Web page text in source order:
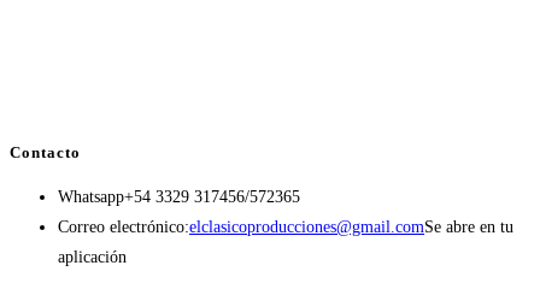
Contacto
Whatsapp+54 3329 317456/572365
Correo electrónico:elclasicoproducciones@gmail.comSe abre en tu
aplicación